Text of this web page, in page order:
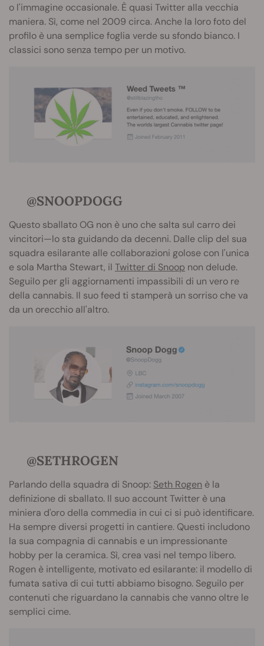
o l'immagine occasionale. È quasi Twitter alla vecchia
maniera. Sì, come nel 2009 circa. Anche la loro foto del
profilo è una semplice foglia verde su sfondo bianco. I
classici sono senza tempo per un motivo.
@SNOOPDOGG
Questo sballato OG non è uno che salta sul carro dei
vincitori—lo sta guidando da decenni. Dalle clip del sua
squadra esilarante alle collaborazioni golose con l'unica
e sola Martha Stewart, il Twitter di Snoop non delude.
Seguilo per gli aggiornamenti impassibili di un vero re
della cannabis. Il suo feed ti stamperà un sorriso che va
da un orecchio all'altro.
@SETHROGEN
Parlando della squadra di Snoop: Seth Rogen è la
definizione di sballato. Il suo account Twitter è una
miniera d'oro della commedia in cui ci si può identificare.
Ha sempre diversi progetti in cantiere. Questi includono
la sua compagnia di cannabis e un impressionante
hobby per la ceramica. Sì, crea vasi nel tempo libero.
Rogen è intelligente, motivato ed esilarante: il modello di
fumata sativa di cui tutti abbiamo bisogno. Seguilo per
contenuti che riguardano la cannabis che vanno oltre le
semplici cime.